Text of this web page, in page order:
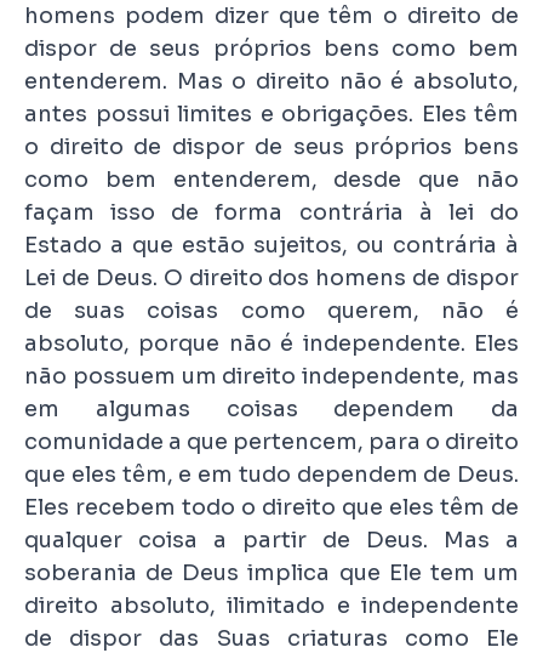
homens podem dizer que têm o direito de
dispor de seus próprios bens como bem
entenderem. Mas o direito não é absoluto,
antes possui limites e obrigações. Eles têm
o direito de dispor de seus próprios bens
como bem entenderem, desde que não
façam isso de forma contrária à lei do
Estado a que estão sujeitos, ou contrária à
Lei de Deus. O direito dos homens de dispor
de suas coisas como querem, não é
absoluto, porque não é independente. Eles
não possuem um direito independente, mas
em algumas coisas dependem da
comunidade a que pertencem, para o direito
que eles têm, e em tudo dependem de Deus.
Eles recebem todo o direito que eles têm de
qualquer coisa a partir de Deus. Mas a
soberania de Deus implica que Ele tem um
direito absoluto, ilimitado e independente
de dispor das Suas criaturas como Ele